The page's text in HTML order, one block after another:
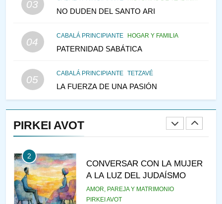
03
NO DUDEN DEL SANTO ARI
04
CABALÁ PRINCIPIANTE HOGAR Y FAMILIA
PATERNIDAD SABÁTICA
05
CABALÁ PRINCIPIANTE TETZAVÉ
LA FUERZA DE UNA PASIÓN
PIRKEI AVOT
VEAMOS ¿POR QUÉ
IEHOSHÚA? Y LA QUEJA DE
1
RAZI ¿QUIÉN ES SABIO?
2
CONVERSAR CON LA MUJER
A LA LUZ DEL JUDAÍSMO
AMOR, PAREJA Y MATRIMONIO
PIRKEI AVOT